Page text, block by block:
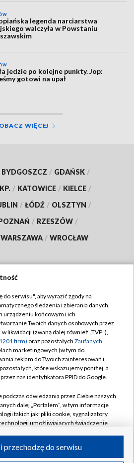
legenda narciarstwa
walczyła w Powstaniu
jedzie po kolejne punkty. Jop:
gotowi na upał
WIĘCEJ
BYDGOSZCZ / GDAŃSK /
/ KATOWICE / KIELCE /
/ ŁÓDŹ / OLSZTYN /
/ RZESZÓW /
WARSZAWA / WROCŁAW
TVP
Regulamin TVP
prywatności
Moje zgody
Pomoc
Kontakt
Kanały
serwisu", aby wyrazić zgody na
śledzenia i zbierania danych,
urządzeniu końcowym i ich
Twoich danych osobowych przez
likwidacji (zwaną dalej również „TVP”),
firm) oraz pozostałych Zaufanych
marketingowych (w tym do
reklam do Twoich zainteresowań i
które wskazujemy poniżej, a
nas identyfikatora PPID do Google.
odwiedzania przez Ciebie naszych
dalej „Portalem”, w tym informacje
takich jak: pliki cookie, sygnalizatory
umożliwiających świadczenie
przechodzę do serwisu